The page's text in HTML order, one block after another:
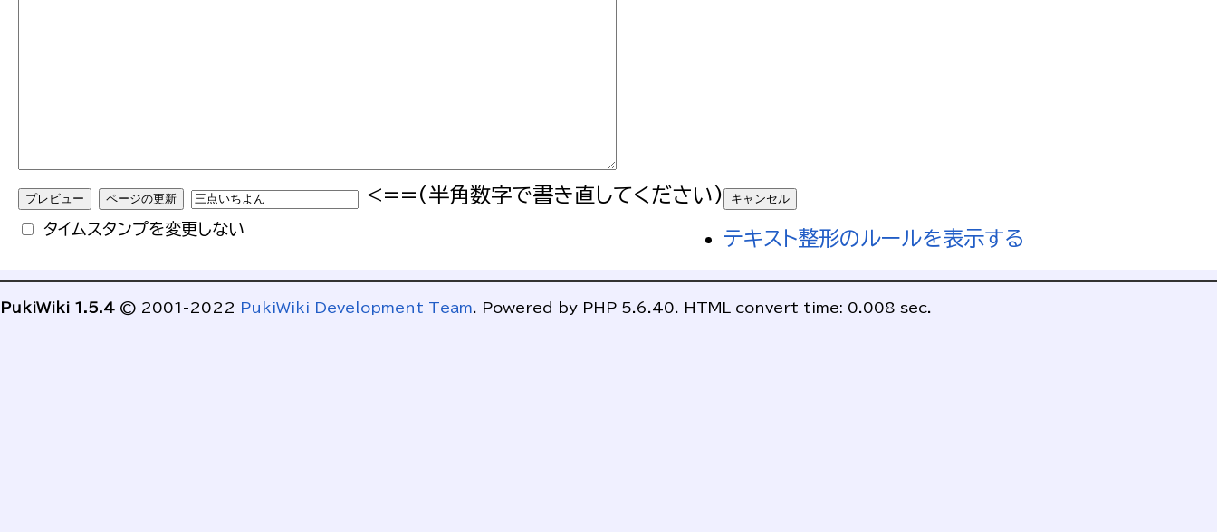
<==(半角数字で書き直してください)
タイムスタンプを変更しない テキスト整形のルールを表示する
PukiWiki 1.5.4 © 2001-2022 PukiWiki Development Team. Powered by PHP 5.6.40. HTML convert time: 0.008 sec.